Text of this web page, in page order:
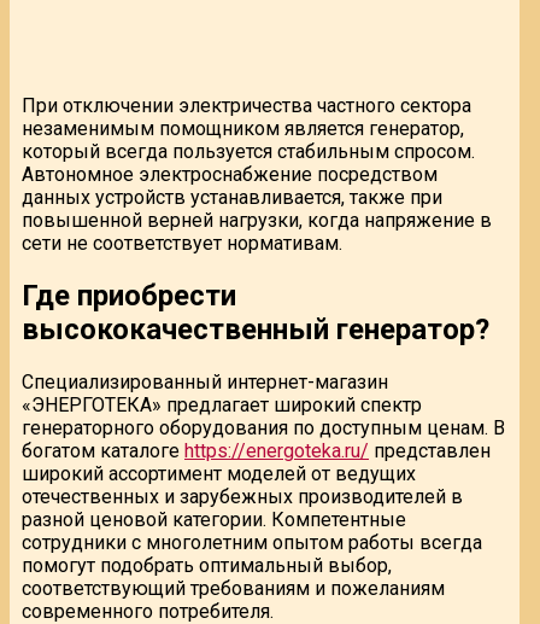
При отключении электричества частного сектора
незаменимым помощником является генератор,
который всегда пользуется стабильным спросом.
Автономное электроснабжение посредством
данных устройств устанавливается, также при
повышенной верней нагрузки, когда напряжение в
сети не соответствует нормативам.
Где приобрести
высококачественный генератор?
Специализированный интернет-магазин
«ЭНЕРГОТЕКА» предлагает широкий спектр
генераторного оборудования по доступным ценам. В
богатом каталоге https://energoteka.ru/ представлен
широкий ассортимент моделей от ведущих
отечественных и зарубежных производителей в
разной ценовой категории. Компетентные
сотрудники с многолетним опытом работы всегда
помогут подобрать оптимальный выбор,
соответствующий требованиям и пожеланиям
современного потребителя.